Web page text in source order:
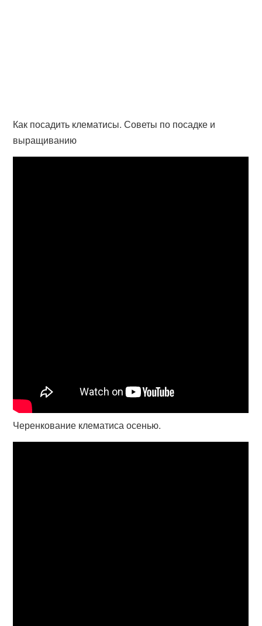
Как посадить клематисы. Советы по посадке и
выращиванию
Черенкование клематиса осенью.